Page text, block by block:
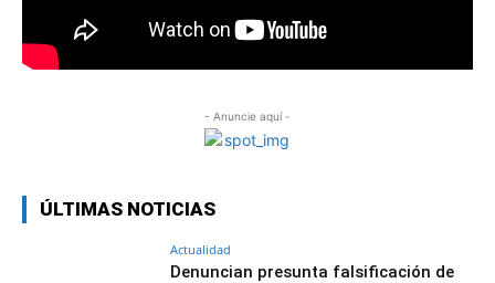
- Anuncie aquí -
ÚLTIMAS NOTICIAS
Actualidad
Denuncian presunta falsificación de